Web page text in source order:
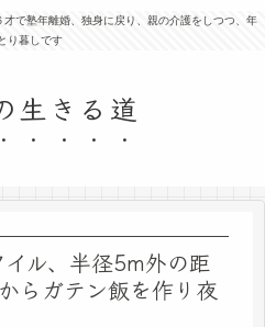
で塾年離婚、独身に戻り、親の介護をしつつ、年
り暮しです
生きる道
ル、半径5m外の距
らガテン飯を作り夜